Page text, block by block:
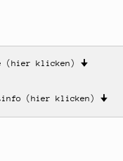
(hier klicken) 🠋
(hier klicken) 🠋